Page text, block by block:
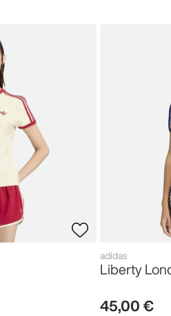
adidas
Liberty
45,00 €